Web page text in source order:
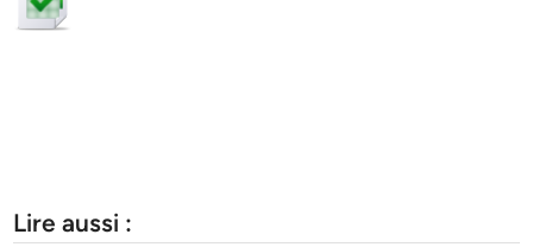
Lire aussi :